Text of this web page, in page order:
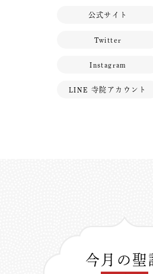
公式サイト
Twitter
Instagram
LINE 寺院アカウント
今月の聖